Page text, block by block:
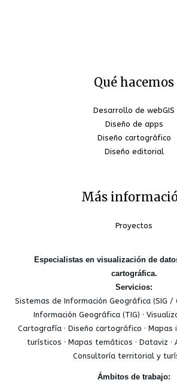
Qué hacemos
Desarrollo de webGIS
Diseño de apps
Diseño cartográfico
Diseño editorial
Más
Proyectos
Especialistas en visualización de
cartográfica.
Servicios:
Sistemas de Información Geográfica (SIG /
Información Geográfica (TIG) ·
Cartografía · Diseño cartográfico · Mapas
turísticos · Mapas temáticos · Dataviz ·
Consultoría territorial y
Ámbitos de trabajo: